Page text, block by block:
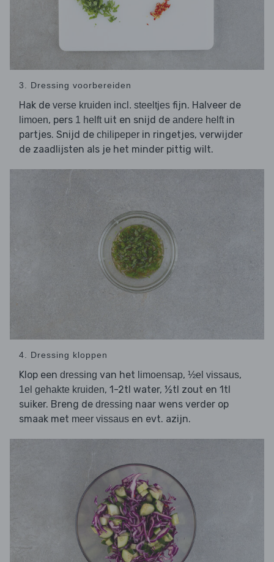
3. Dressing voorbereiden
Hak de verse kruiden incl. steeltjes fijn. Halveer de
limoen, pers 1 helftuit en snijd de andere helftin
partjes. Snijd de chilipeper in ringetjes, verwijder
de zaadlijsten als je het minder pittig wilt.
4. Dressing kloppen
Klop een dressing van het limoensap, ½el vissaus,
1el gehakte kruiden, 1-2tl water, ½tl zout en 1tl
suiker. Breng de dressing naar wens verder op
smaak met meer vissaus en evt. azijn.